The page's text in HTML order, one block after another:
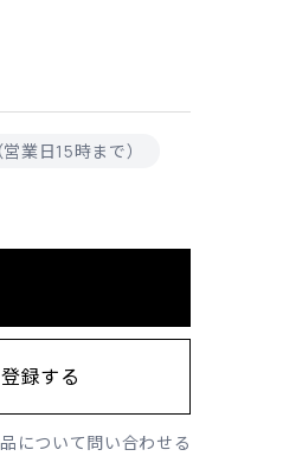
業日15時まで）
について問い合わせる
録する